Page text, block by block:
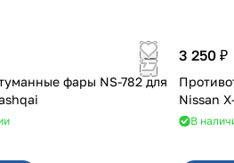
фары NS-782 для
3 250 ₽
Nissan
В